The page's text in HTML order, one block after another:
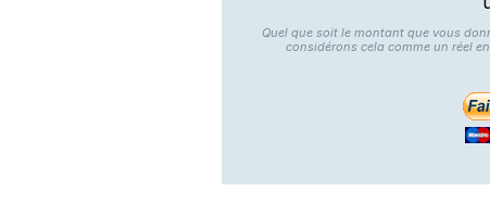
Quel que soit le montant que vous
considérons cela comme un réel